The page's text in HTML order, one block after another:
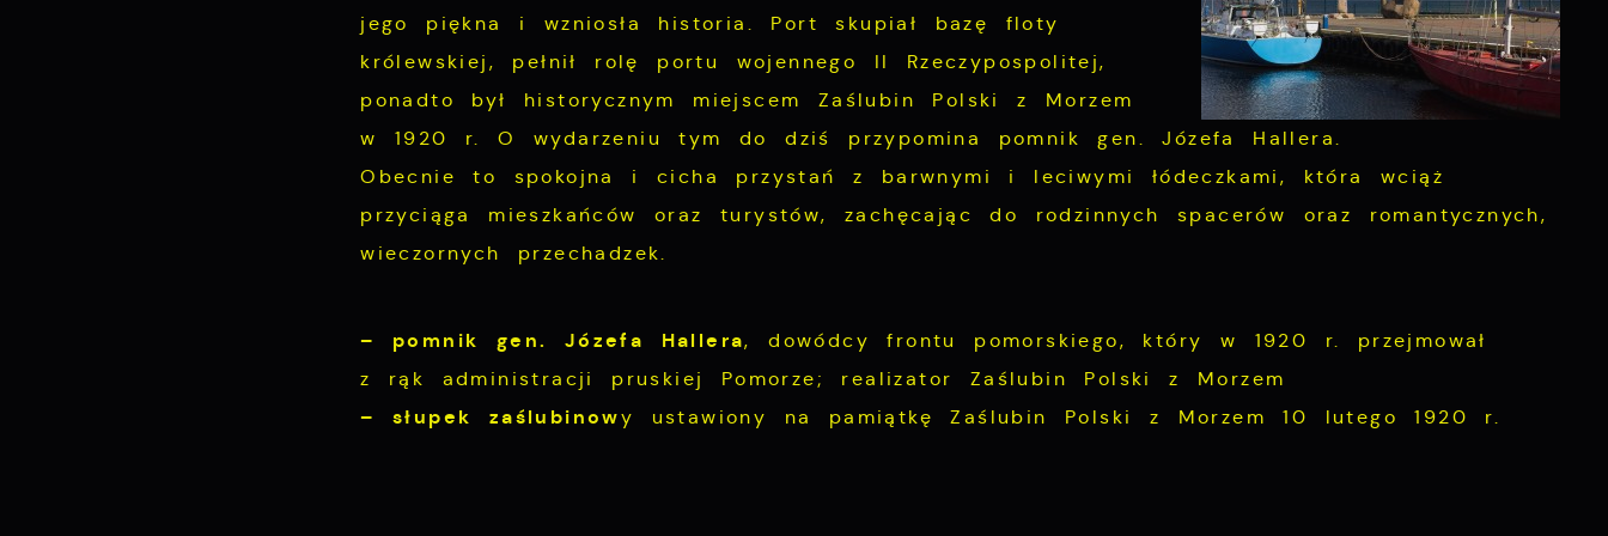
jego piękna i wzniosła historia. Port skupiał bazę floty
królewskiej, pełnił rolę portu wojennego II Rzeczypospolitej,
ponadto był historycznym miejscem Zaślubin Polski z Morzem
w 1920 r. O wydarzeniu tym do dziś przypomina pomnik gen. Józefa Hallera.
Obecnie to spokojna i cicha przystań z barwnymi i leciwymi łódeczkami, która wciąż
przyciąga mieszkańców oraz turystów, zachęcając do rodzinnych spacerów oraz romantycznych,
wieczornych przechadzek.
– pomnik gen. Józefa Hallera, dowódcy frontu pomorskiego, który w 1920 r. przejmował
z rąk administracji pruskiej Pomorze; realizator Zaślubin Polski z Morzem
– słupek zaślubinowy ustawiony na pamiątkę Zaślubin Polski z Morzem 10 lutego 1920 r.